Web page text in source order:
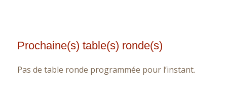
Prochaine(s) table(s) ronde(s)
Pas de table ronde programmée pour l’instant.